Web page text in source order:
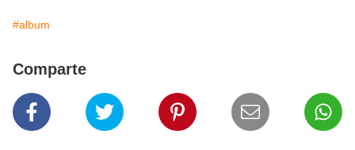
#album
Comparte